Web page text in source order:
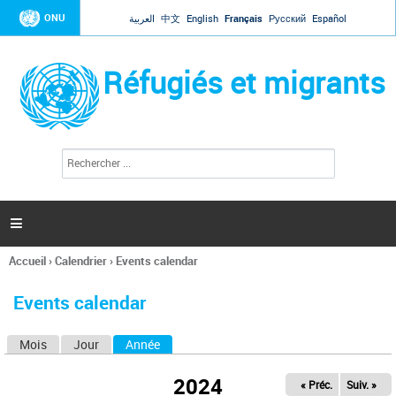
Jump to navigation
ONU العربية 中文 English Français Русский Español
Réfugiés et migrants
l
c
h
e

Vous
ici
Accueil›Calendrier› Events calendar
Events calendar
Mois Jour Année
2024 « Préc. Suiv. »